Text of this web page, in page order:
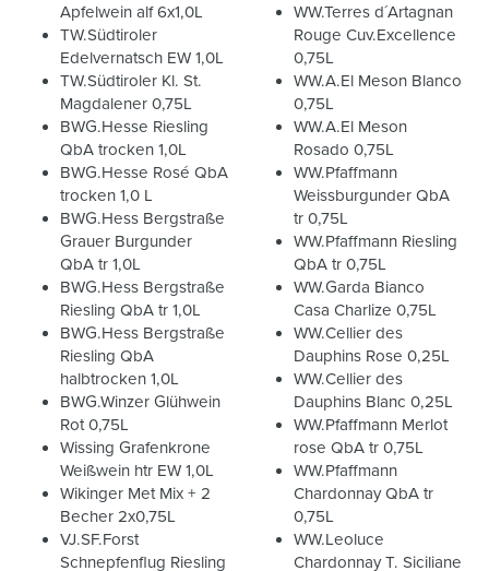
Apfelwein alf 6x1,0L
TW.Südtiroler
Edelvernatsch EW 1,0L
TW.Südtiroler Kl. St.
Magdalener 0,75L
BWG.Hesse Riesling
QbA trocken 1,0L
BWG.Hesse Rosé QbA
trocken 1,0 L
BWG.Hess Bergstraße
Grauer Burgunder
QbA tr 1,0L
BWG.Hess Bergstraße
Riesling QbA tr 1,0L
BWG.Hess Bergstraße
Riesling QbA
halbtrocken 1,0L
BWG.Winzer Glühwein
Rot 0,75L
Wissing Grafenkrone
Weißwein htr EW 1,0L
Wikinger Met Mix + 2
Becher 2x0,75L
VJ.SF.Forst
Schnepfenflug Riesling
WW.Terres d´Artagnan
Rouge Cuv.Excellence
0,75L
WW.A.El Meson Blanco
0,75L
WW.A.El Meson
Rosado 0,75L
WW.Pfaffmann
Weissburgunder QbA
tr 0,75L
WW.Pfaffmann Riesling
QbA tr 0,75L
WW.Garda Bianco
Casa Charlize 0,75L
WW.Cellier des
Dauphins Rose 0,25L
WW.Cellier des
Dauphins Blanc 0,25L
WW.Pfaffmann Merlot
rose QbA tr 0,75L
WW.Pfaffmann
Chardonnay QbA tr
0,75L
WW.Leoluce
Chardonnay T. Siciliane